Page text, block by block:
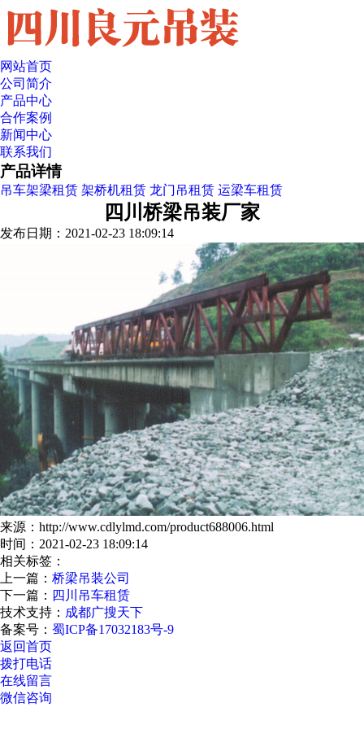
网站首页
公司简介
产品中心
合作案例
新闻中心
联系我们
产品详情
吊车架梁租赁 架桥机租赁 龙门吊租赁 运梁车租赁
四川桥梁吊装厂家
发布日期：2021-02-23 18:09:14
来源：http://www.cdlylmd.com/product688006.html
时间：2021-02-23 18:09:14
相关标签：
上一篇： 桥梁吊装公司
下一篇： 四川吊车租赁
技术支持： 成都广搜天下
备案号： 蜀ICP备17032183号-9
返回首页
拨打电话
在线留言
微信咨询